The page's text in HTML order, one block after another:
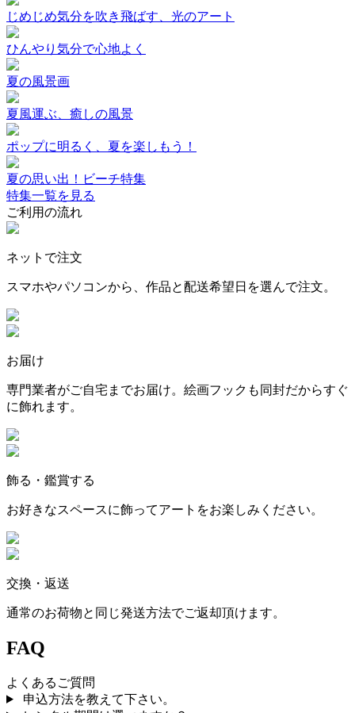
じめじめ気分を吹き飛ばす、光のアート
ひんやり気分で心地よく
夏の風景画
夏風運ぶ、癒しの風景
ポップに明るく、夏を楽しもう！
夏の思い出！ビーチ特集
特集一覧を見る
ご利用の流れ
ネットで注文
スマホやパソコンから、作品と配送希望日を選んで注文。
お届け
専門業者がご自宅までお届け。絵画フックも同封だからすぐ
に飾れます。
飾る・鑑賞する
お好きなスペースに飾ってアートをお楽しみください。
交換・返送
通常のお荷物と同じ発送方法でご返却頂けます。
FAQ
よくあるご質問
申込方法を教えて下さい。